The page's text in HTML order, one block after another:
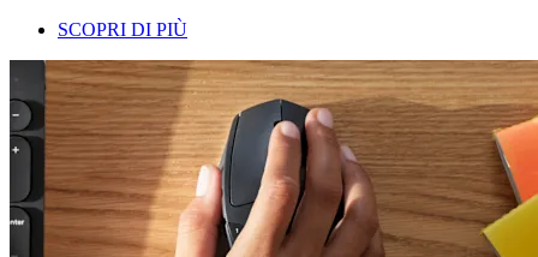
SCOPRI DI PIÙ